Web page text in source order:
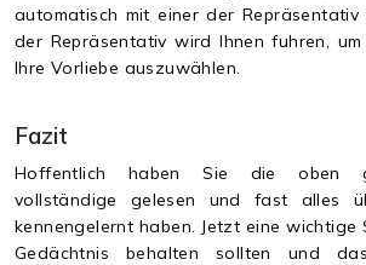
automatisch mit einer der
der Repräsentativ wird Ihnen fuhren,
Ihre Vorliebe auszuwählen.
Fazit
Hoffentlich haben Sie die oben
vollständige gelesen und fast alles
kennengelernt haben. Jetzt eine wichtige
Gedächtnis behalten sollten und